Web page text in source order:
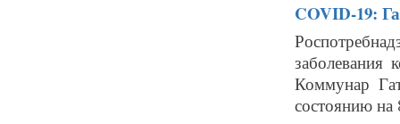
COVID-19:
Коммунар
состоянию на